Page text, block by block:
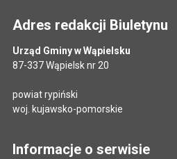
Adres redakcji Biuletynu
Urząd Gminy w Wąpielsku
87-337 Wąpielsk nr 20
powiat rypiński
woj. kujawsko-pomorskie
Informacje o serwisie